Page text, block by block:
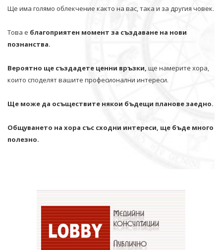
Ще има голямо облекчение както на вас, така и за другия човек.
Това е благоприятен момент за създаване на нови
познанства.
Вероятно ще създадете ценни връзки, ще намерите хора,
които споделят вашите професионални интереси.
Ще може да осъществите някои бъдещи планове заедно.
Общуването на хора със сходни интереси, ще бъде много
полезно.